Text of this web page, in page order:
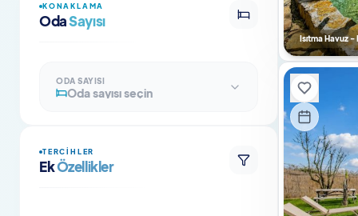
KONAKLAMA
OdaSayısı
ODA SAYISI
Oda sayısı seçin
TERCIHLER
EkÖzellikler
Isıtma Havuz -